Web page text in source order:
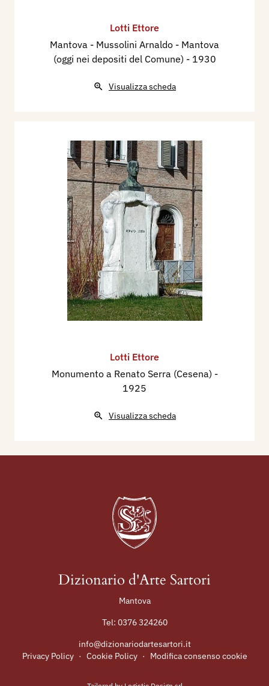
Lotti Ettore
Mantova - Mussolini Arnaldo - Mantova
(oggi nei depositi del Comune) - 1930
Visualizza scheda
Lotti Ettore
Monumento a Renato Serra (Cesena) -
1925
Visualizza scheda
Dizionario d'Arte Sartori
Mantova
Tel: 0376 324260
info@dizionariodartesartori.it
Privacy Policy · Cookie Policy · Modifica consenso cookie